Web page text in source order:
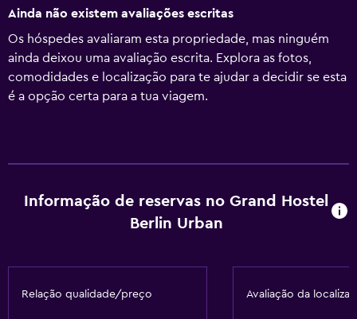
Ainda não existem avaliações escritas
Os hóspedes avaliaram esta propriedade, mas ninguém
ainda deixou uma avaliação escrita. Explora as fotos,
comodidades e localização para te ajudar a decidir se esta
é a opção certa para a tua viagem.
Informação de reservas no Grand Hostel
Berlin Urban
Relação qualidade/preço Avaliação da